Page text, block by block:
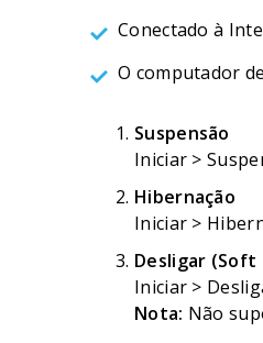
Conectado à
O computador
Suspensão
Iniciar >
Hibernação
Iniciar >
Desligar
Iniciar >
Nota: Não